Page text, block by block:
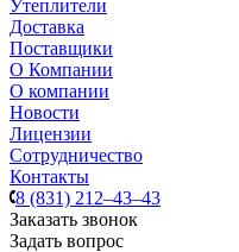
Утеплители
Доставка
Поставщики
О Компании
О компании
Новости
Лицензии
Сотрудничество
Контакты
8 (831) 212–43–43
Заказать звонок
Задать вопрос